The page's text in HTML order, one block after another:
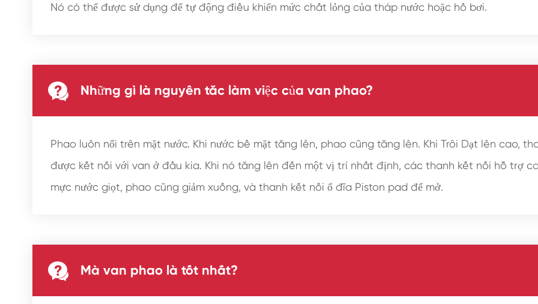
Nó có thể được sử dụng để tự động điều khiển mức chất lỏng của tháp nước hoặc hồ bơi.
 Những gì là nguyên tắc làm việc của van phao?
Phao luôn nổi trên mặt nước. Khi nước bề mặt tăng lên, phao cũng tăng lên. Khi Trôi Dạt lên cao,
được kết nối với van ở đầu kia. Khi nó tăng lên đến một vị trí nhất định, các thanh kết nối hỗ trợ
mực nước giọt, phao cũng giảm xuống, và thanh kết nối ổ đĩa Piston pad để mở.
 Mà van phao là tốt nhất?